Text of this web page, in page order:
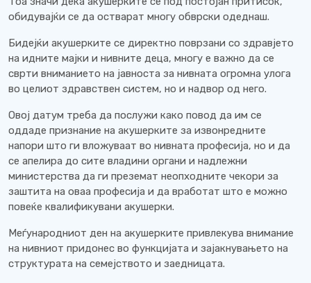
обидувајќи се да остварат многу обврски одеднаш.
Бидејќи акушерките се директно поврзани со здравјето
на идните мајки и нивните деца, многу е важно да се
сврти вниманието на јавноста за нивната огромна улога
во целиот здравствен систем, но и надвор од него.
Овој датум треба да послужи како повод да им се
оддаде признание на акушерките за извонредните
напори што ги вложуваат во нивната професија, но и да
се апелира до сите владини органи и надлежни
министерства да ги преземат неопходните чекори за
заштита на оваа професија и да вработат што е можно
повеќе квалификувани акушерки.
Меѓународниот ден на акушерките привлекува внимание
на нивниот придонес во функцијата и зајакнувањето на
структурата на семејството и заедницата.